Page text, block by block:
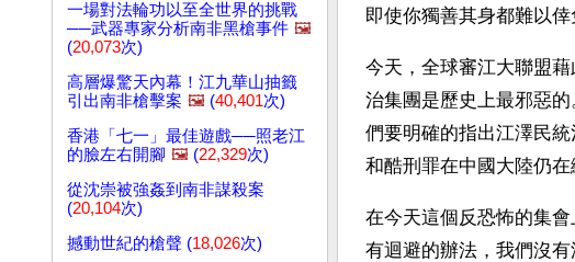
一場對法輪功以至全世界的挑戰
──武器專家分析南非黑槍事件 🖼️
(20,073次)
高層爆驚天內幕！江九華山抽籤
引出南非槍擊案 🖼️ (40,401次)
香港「七一」最佳遊戲──照老江
的臉左右開腳 🖼️ (22,329次)
從沈崇被強姦到南非謀殺案
(20,104次)
撼動世紀的槍聲 (18,026次)
即使你獨善其身都難以倖
今天，全球審江大聯盟
治集團是歷史上最邪惡
們要明確的指出江澤民
和酷刑罪在中國大陸仍在
在今天這個反恐怖的集
有迴避的辦法，我們沒